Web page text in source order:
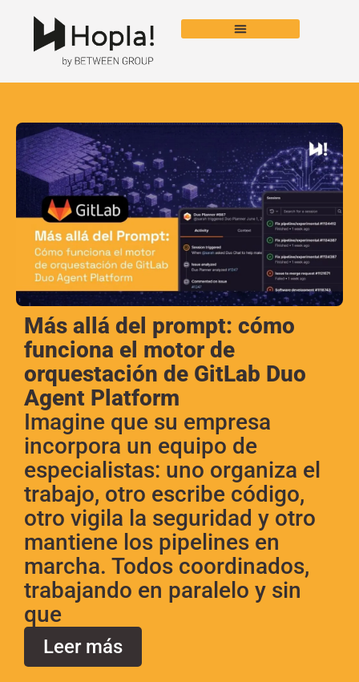
Más allá del prompt: cómo
funciona el motor de
orquestación de GitLab Duo
Agent Platform
Imagine que su empresa
incorpora un equipo de
especialistas: uno organiza el
trabajo, otro escribe código,
otro vigila la seguridad y otro
mantiene los pipelines en
marcha. Todos coordinados,
trabajando en paralelo y sin
que
Leer más